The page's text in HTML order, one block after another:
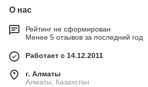
О нас
Рейтинг не сформирован
Менее 5 отзывов за последний год
Работает с 14.12.2011
г. Алматы
Алматы, Казахстан